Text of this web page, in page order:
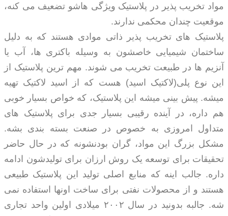
مواد تخریب پذیر در پلاستیک ویژگی هاشو تضعیف می کنه،
موقعیت چندان محکمی ندارند.
پلاستیک های تخریب پذیر ذاتی موادی هستند که به دلیل
ساختمان شیمیایی خاصشون به وسیله باکتری ها، آب یا
آنزیم ها در طبیعت تخریب می شوند. مهم ترین پلاستیک از
این نوع پلی(لاکتیک اسید) هست که از اسید لاکتیک تهیه
میشه. پیش بینی میشه این پلاستیک، که خواص بسیار خوبی
هم داره، در آینده رقیبی بسیار جدی برای پلاستیک های
متداول امروزی به خصوص در صنعت بسته بندی بشه.
مشکل بزرگ این مواد، گران بودنشونه که در حال حاضر
تحقیقات برای توسعه یک روش ارزان برای تولیدشون ادامه
داره. جالب اینه که منابع اصلی تولید این پلاستیک طبیعی
هستند و از محصولات نفتی برای ساخت اونها استفاده نمی
شه. جالبه بدونید در سال ۲۰۰۲ میلادی اولین واحد تجاری